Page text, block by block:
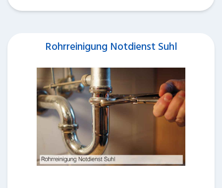
Rohrreinigung Notdienst Suhl